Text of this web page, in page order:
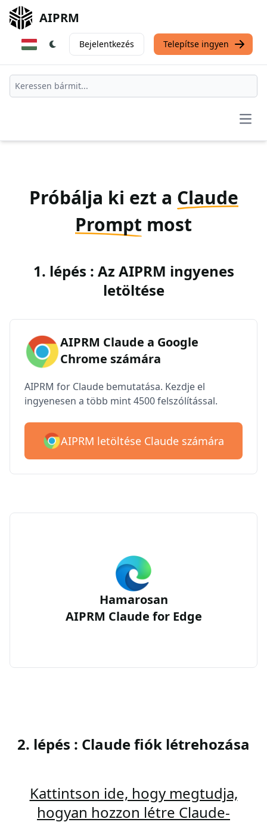
AIPRM
Bejelentkezés Telepítse ingyen
Próbálja ki ezt a Claude
Prompt most
1. lépés : Az AIPRM ingyenes
letöltése
AIPRM Claude a Google
Chrome számára
AIPRM for Claude bemutatása. Kezdje el
ingyenesen a több mint 4500 felszólítással.
AIPRM letöltése Claude számára
Hamarosan
AIPRM Claude for Edge
2. lépés : Claude fiók létrehozása
Kattintson ide, hogy megtudja,
hogyan hozzon létre Claude-